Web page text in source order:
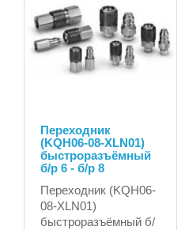
Переходник
(KQH06-08-XLN01)
быстроразъёмный
б/р 6 - б/р 8
Переходник (KQH06-
08-XLN01)
быстроразъёмный б/